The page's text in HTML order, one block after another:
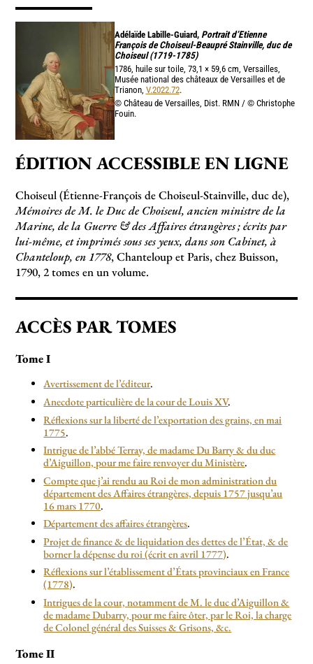
Adélaïde Labille-Guiard, Portrait d’Etienne
François de Choiseul-Beaupré Stainville, duc de
Choiseul (1719-1785)
1786, huile sur toile, 73,1 × 59,6 cm, Versailles,
Musée national des châteaux de Versailles et de
Trianon, V.2022.72.
© Château de Versailles, Dist. RMN / © Christophe
Fouin.
ÉDITION ACCESSIBLE EN LIGNE
Choiseul (Étienne-François de Choiseul-Stainville, duc de),
Mémoires de M. le Duc de Choiseul, ancien ministre de la
Marine, de la Guerre & des Affaires étrangères; écrits par
lui-même, et imprimés sous ses yeux, dans son Cabinet, à
Chanteloup, en 1778, Chanteloup et Paris, chez Buisson,
1790, 2 tomes en un volume.
ACCÈS PAR TOMES
Tome I
Avertissement de l’éditeur.
Anecdote particulière de la cour de Louis XV.
Réflexions sur la liberté de l’exportation des grains, en mai
1775.
Intrigue de l’abbé Terray, de madame Du Barry & du duc
d’Aiguillon, pour me faire renvoyer du Ministère.
Compte que j’ai rendu au Roi de mon administration du
département des Affaires étrangères, depuis 1757 jusqu’au
16 mars 1770.
Département des affaires étrangères.
Projet de finance & de liquidation des dettes de l’État, & de
borner la dépense du roi (écrit en avril 1777).
Réflexions sur l’établissement d’États provinciaux en France
(1778).
Intrigues de la cour, notamment de M. le duc d’Aiguillon &
de madame Dubarry, pour me faire ôter, par le Roi, la charge
de Colonel général des Suisses & Grisons, &c.
Tome II